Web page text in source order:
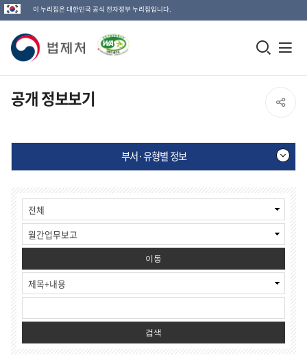
이 누리집은 대한민국 공식 전자정부 누리집입니다.
법
제
처
고
모
기
공개 정보보기 SNS
유
열
기
부서·유형별 정보
부
서
·
유
형
별
정
보
게
시
물
검
색
이동
검색